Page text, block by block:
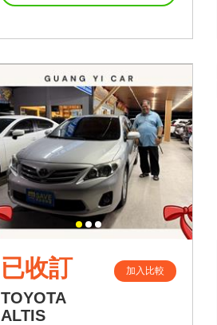
已收訂 加入比較
TOYOTA
ALTIS